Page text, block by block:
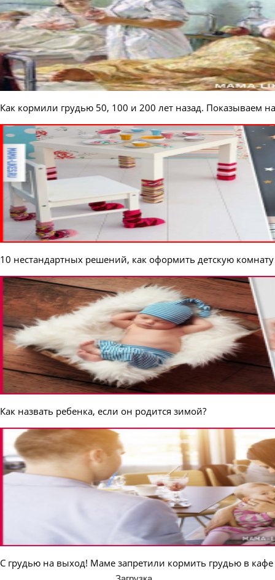
Как кормили грудью 50, 100 и 200 лет назад. Показываем
10 нестандартных решений, как оформить детскую комнату
Как назвать ребенка, если он родится зимой?
С грудью на выход! Маме запретили кормить грудью в